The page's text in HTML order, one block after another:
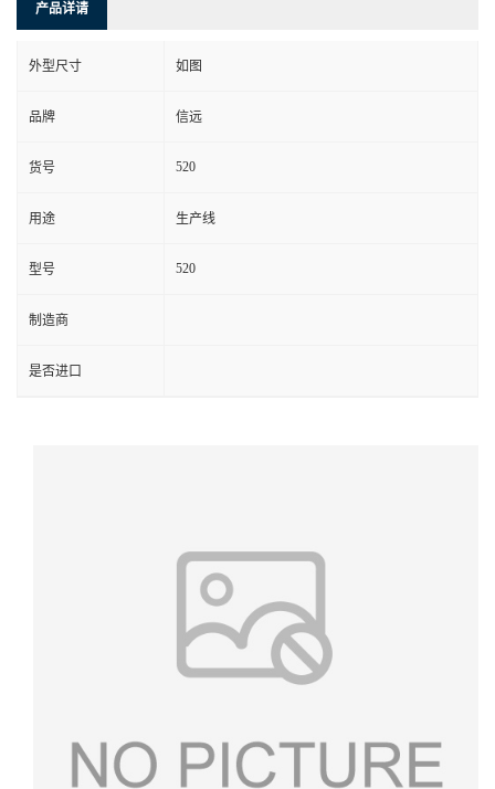
产品详请
外型尺寸 如图
品牌 信远
货号 520
用途 生产线
型号 520
制造商
是否进口